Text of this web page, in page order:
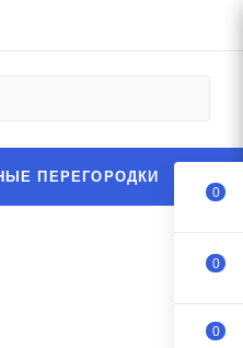
ПЕРЕГОРОДКИ
0
0
0